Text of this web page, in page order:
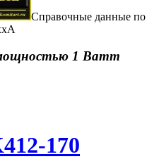
Справочные данные по
1 Ватт
170